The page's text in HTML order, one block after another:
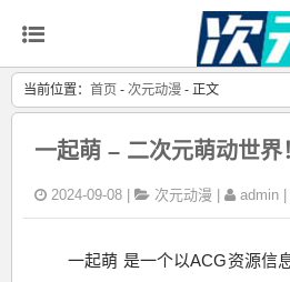
当前位置： 首页 - 次元动漫 - 正文
一起萌 – 二次元萌动世界
2024-09-08 | 次元动漫 admin |
一起萌 是一个以ACG资源信